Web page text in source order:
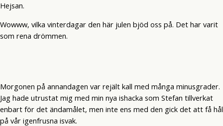
Hejsan.
Wowww, vilka vinterdagar den här julen bjöd oss på. Det har varit
som rena drömmen.
Morgonen på annandagen var rejält kall med många minusgrader.
Jag hade utrustat mig med min nya ishacka som Stefan tillverkat
enbart för det ändamålet, men inte ens med den gick det att få hål
på vår igenfrusna isvak.